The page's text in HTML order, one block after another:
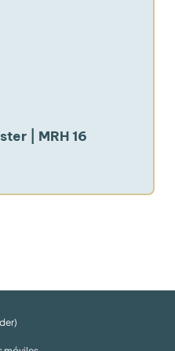
| MRH 16
)